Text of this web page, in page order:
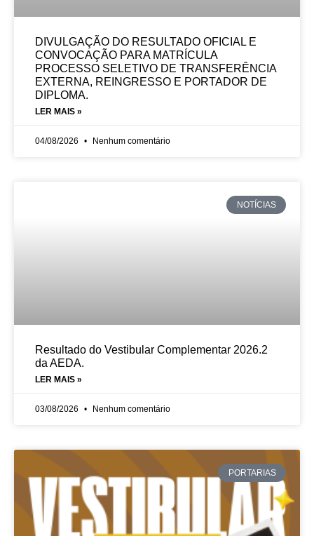
DIVULGAÇÃO DO RESULTADO OFICIAL E
CONVOCAÇÃO PARA MATRÍCULA
PROCESSO SELETIVO DE TRANSFERÊNCIA
EXTERNA, REINGRESSO E PORTADOR DE
DIPLOMA.
LER MAIS »
04/08/2026 Nenhum comentário
NOTÍCIAS
Resultado do Vestibular Complementar 2026.2
da AEDA.
LER MAIS »
03/08/2026 Nenhum comentário
PORTARIAS